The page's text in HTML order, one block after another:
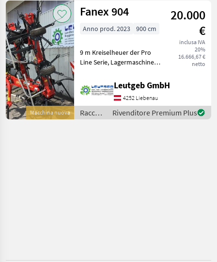
ricerca
Categoria 4 Paese Filtri
PERCORSO
ATTUALE
Settore
agricolo
Raccolta
Mangimi
Reimposta
Mostra
1
risultati
Macchina nuova
Fanex 904
20.000
€
inclusa IVA
20%
16.666,67 €
netto
Anno prod. 2023 900 cm
9 m Kreiselheuer der Pro
Line Serie, Lagermaschine,
idraulica dell'altezza,
Voltafieno portato,
Illuminazione, Dispositivo
per spargimento, Reg
Leutgeb GmbH
4252 Liebenau
Raccolta
mangimi
Rivenditore Premium Plus